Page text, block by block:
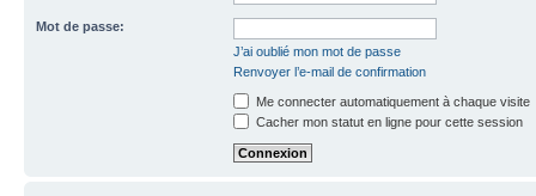
Mot de passe:
J’ai oublié mon mot de passe
Renvoyer l’e-mail de confirmation
Me connecter automatiquement à chaque visite
Cacher mon statut en ligne pour cette session